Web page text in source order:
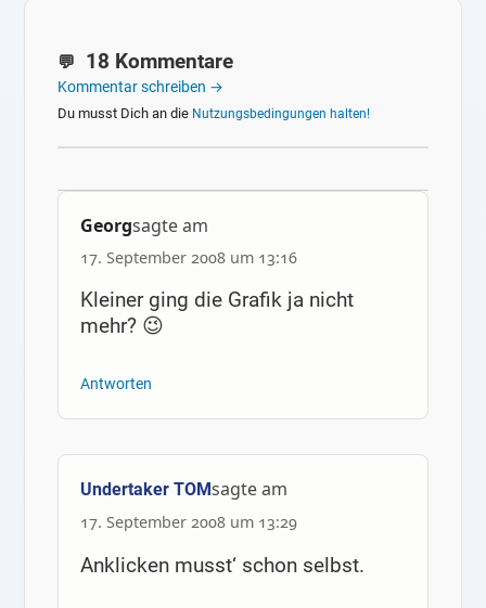
18 Kommentare
Kommentar schreiben →
Du musst Dich an die Nutzungsbedingungen halten!
Georgsagte am
17. September 2008 um 13:16
Kleiner ging die Grafik ja nicht
mehr? 😉
Antworten
Undertaker TOMsagte am
17. September 2008 um 13:29
Anklicken musst‘ schon selbst.